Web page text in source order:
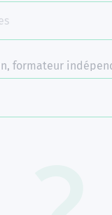
formateur